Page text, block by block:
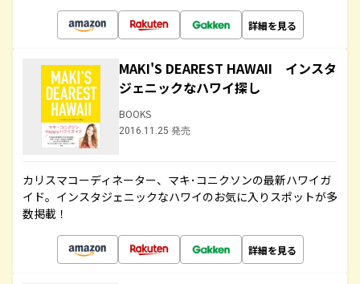
詳細を見る
MAKI'S DEAREST HAWAII インスタ
ジェニックなハワイ探し
BOOKS
2016.11.25 発売
カリスマコーディネーター、マキ･コニクソンの最新ハワイガ
イド。インスタジェニックなハワイのお気に入りスポットが多
数掲載！
詳細を見る